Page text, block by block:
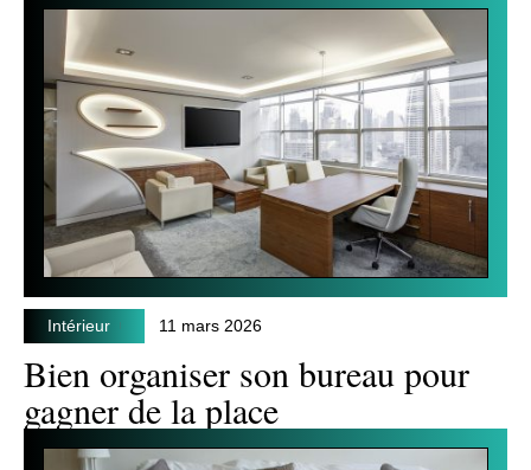
Intérieur 11 mars 2026
Bien organiser son bureau pour
gagner de la place